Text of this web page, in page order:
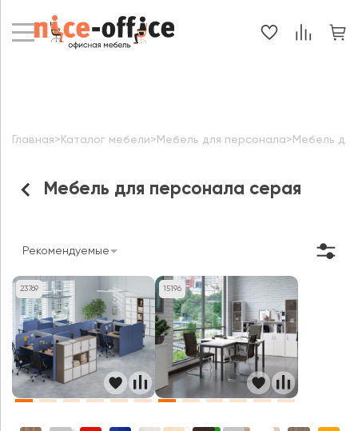
Мебель для персонала серая
Главная> Каталог мебели> Мебель для персонала> Мебель
Рекомендуемые
23769 15196